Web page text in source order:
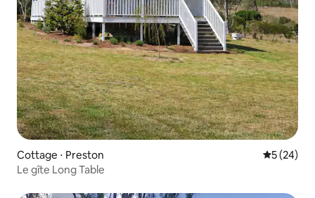
Cottage ⋅ Preston
5 (24)
Le gîte Long Table